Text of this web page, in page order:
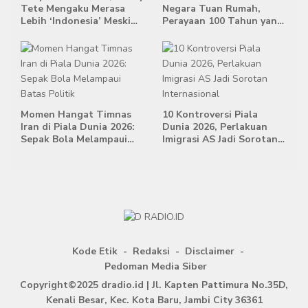
Tete Mengaku Merasa
Lebih ‘Indonesia’ Meski
Negara Tuan Rumah,
Perayaan 100 Tahun yang
Momen Hangat Timnas
Iran di Piala Dunia 2026:
Sepak Bola Melampaui
10 Kontroversi Piala
Dunia 2026, Perlakuan
Imigrasi AS Jadi Sorotan
Kode Etik Redaksi
Disclaimer
Pedoman Media Siber
Copyright©2025 dradio.id | Jl. Kapten Pattimura No.35D,
Kenali Besar, Kec. Kota Baru, Jambi City 36361